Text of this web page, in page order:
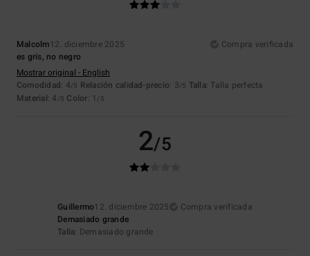
Malcolm12. diciembre 2025
Compra verificada
es gris, no negro
Mostrar original - English
Comodidad: 4/5 Relación calidad-precio: 3/5 Talla: Talla perfecta
Material: 4 /5 Color: 1 /5
2/5
Guillermo12. diciembre 2025
Compra verificada
Demasiado grande
Talla: Demasiado grande